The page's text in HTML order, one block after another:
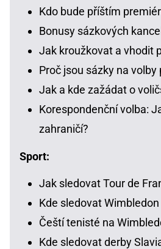
Kdo bude příštím
Bonusy sázkových
Jak kroužkovat a vhodit
Proč jsou sázky na volby
Jak a kde zažádat o
Korespondenční volba:
zahraničí?
Sport:
Jak sledovat Tour de
Kde sledovat
Čeští tenisté na
Kde sledovat derby